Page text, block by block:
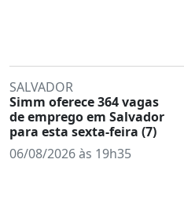
SALVADOR
Simm oferece 364 vagas
de emprego em Salvador
para esta sexta-feira (7)
06/08/2026 às 19h35